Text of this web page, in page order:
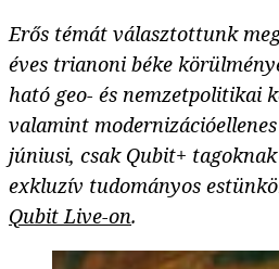
Erős témát választottunk
éves trianoni béke
ható geo- és nemzetpolitikai
valamint
júniusi, csak Qubit+
exkluzív tudományos
Qubit Live-on.